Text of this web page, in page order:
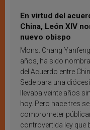
En virtud del
China, León XIV
nuevo obispo
Mons. Chang
años, ha sido
del Acuerdo entre
Sede para una
llevaba veinte años
hoy. Pero hace tres
comprometer
controvertida ley que